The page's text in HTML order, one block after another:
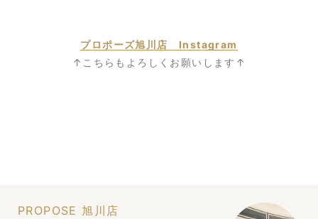
プロポーズ旭川店 Instagram
↑こちらもよろしくお願いします↑
PROPOSE 旭川店